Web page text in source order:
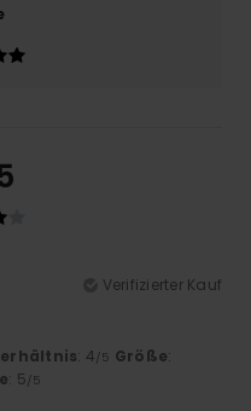
Verifizierter Kauf
: 4/5 Größe:
: 5/5